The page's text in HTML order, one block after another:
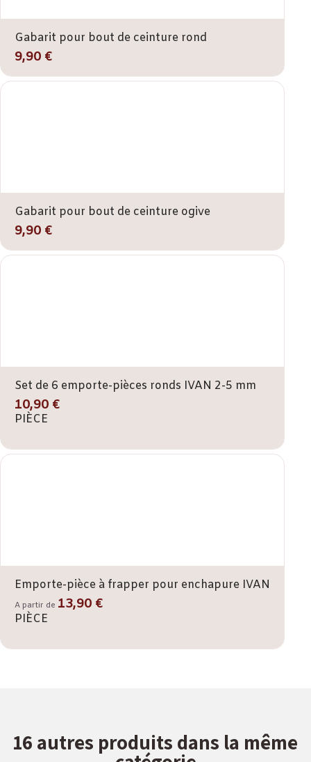
Gabarit pour bout de ceinture rond
9,90 €
Gabarit pour bout de ceinture ogive
9,90 €
Set de 6 emporte-pièces ronds IVAN 2-5 mm
10,90 €
PIÈCE
Emporte-pièce à frapper pour enchapure IVAN
A partir de 13,90 €
PIÈCE
16 autres produits dans la même